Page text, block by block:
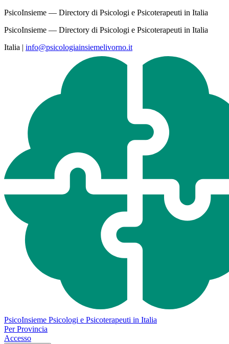
PsicoInsieme — Directory di Psicologi e Psicoterapeuti in Italia
PsicoInsieme — Directory di Psicologi e Psicoterapeuti in Italia
Italia | info@psicologiainsiemelivorno.it
PsicoInsieme Psicologi e Psicoterapeuti in Italia
Per Provincia
Accesso